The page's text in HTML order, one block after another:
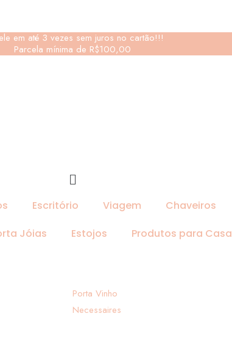
em até 3 vezes sem juros no cartão!!!
Parcela mínima de R$100,00
Escritório Viagem Chaveiros
Jóias Estojos Produtos para Casa
Porta Vinho
Necessaires